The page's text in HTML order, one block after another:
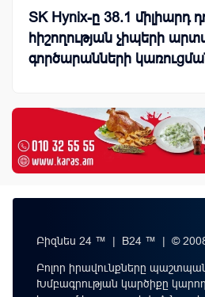
SK Hynix-ը 38.1 միլիարդ
հիշողության չիպերի
գործարանների
Բիզնես 24 ™ | B24 ™ | ©
Բոլոր իրավունքները
Խմբագրության կարծիքը կարող